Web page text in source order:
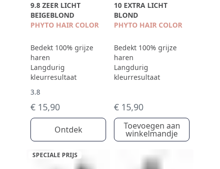
9.8 ZEER LICHT
BEIGEBLOND
PHYTO HAIR COLOR
Bedekt 100% grijze
haren
Langdurig
kleurresultaat
3.8
€ 15,90
Ontdek
10 EXTRA LICHT
BLOND
PHYTO HAIR COLOR
Bedekt 100% grijze
haren
Langdurig
kleurresultaat
€ 15,90
Toevoegen aan
winkelmandje
SPECIALE PRIJS